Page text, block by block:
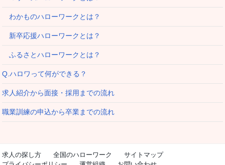
わかものハローワークとは？
新卒応援ハローワークとは？
ふるさとハローワークとは？
Q.ハロワって何ができる？
求人紹介から面接・採用までの流れ
職業訓練の申込から卒業までの流れ
求人の探し方 全国のハローワーク
サイトマップ